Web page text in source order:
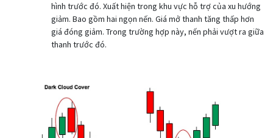
hình trước đó. Xuất hiện trong khu vực hỗ trợ của xu hướng
giảm. Bao gồm hai ngọn nến. Giá mở thanh tăng thấp hơn
giá đóng giảm. Trong trường hợp này, nến phải vượt ra giữa
thanh trước đó.